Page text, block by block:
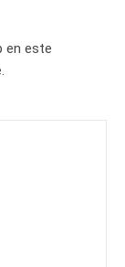
en este